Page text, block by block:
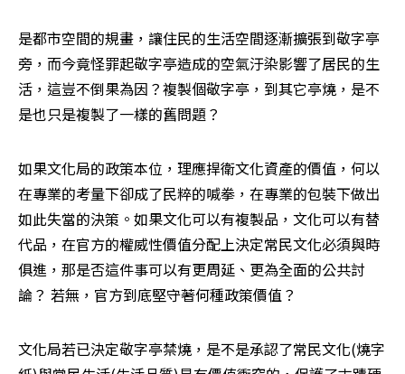
是都市空間的規畫，讓住民的生活空間逐漸擴張到敬字亭
旁，而今竟怪罪起敬字亭造成的空氣汙染影響了居民的生
活，這豈不倒果為因？複製個敬字亭，到其它亭燒，是不
是也只是複製了一樣的舊問題？
如果文化局的政策本位，理應捍衛文化資產的價值，何以
在專業的考量下卻成了民粹的喊拳，在專業的包裝下做出
如此失當的決策。如果文化可以有複製品，文化可以有替
代品，在官方的權威性價值分配上決定常民文化必須與時
俱進，那是否這件事可以有更周延、更為全面的公共討
論？ 若無，官方到底堅守著何種政策價值？
文化局若已決定敬字亭禁燒，是不是承認了常民文化(燒字